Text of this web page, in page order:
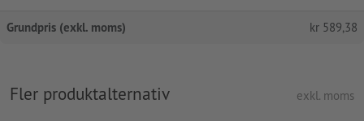
Grundpris (exkl. moms) kr 589,38
Fler produktalternativ exkl. moms